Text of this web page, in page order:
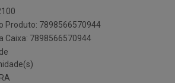
Produto: 7898566570944
Caixa: 7898566570944